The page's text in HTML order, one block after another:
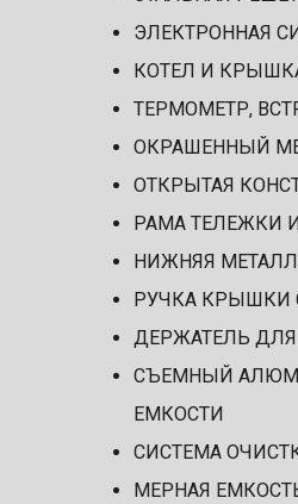
ЭЛЕКТРОННАЯ
КОТЕЛ И
ТЕРМОМЕТР,
ОКРАШЕННЫЙ
ОТКРЫТАЯ
РАМА ТЕЛЕЖКИ
НИЖНЯЯ
РУЧКА КРЫШКИ
ДЕРЖАТЕЛЬ ДЛЯ
СЪЕМНЫЙ
ЕМКОСТИ
СИСТЕМА
МЕРНАЯ